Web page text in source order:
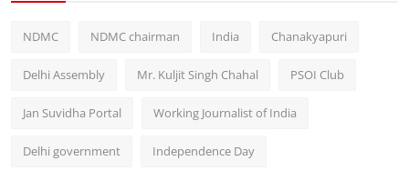
NDMC NDMC chairman India Chanakyapuri
Delhi Assembly Mr. Kuljit Singh Chahal PSOI Club
Jan Suvidha Portal Working Journalist of India
Delhi government Independence Day